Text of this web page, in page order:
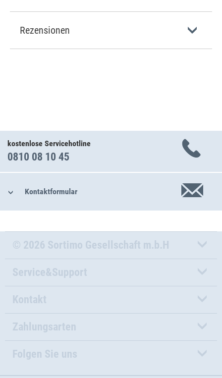
Rezensionen
kostenlose Servicehotline
0810 08 10 45
Kontaktformular
© 2026 Sortimo Gesellschaft m.b.H
Service&Support
Kontakt
Zahlungsarten
Folgen Sie uns